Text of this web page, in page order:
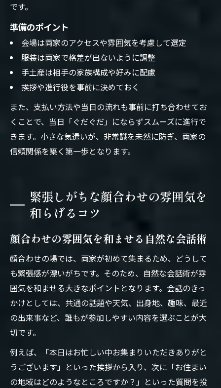
です。
準備のポイント
会場は両家のアクセスや雰囲気を考慮して選定
服装は両家で格差が出ないように調整
手土産は相手の家族構成や好みに配慮
挨拶や進行役を事前に決めておく
また、支払い方法や当日の流れも事前に打ち合わせてお
くことで、当日「ぐだぐだ」にならずスムーズに進行で
きます。小さな気遣いが、非常識を未然に防ぎ、両家の
信頼関係を築く第一歩となります。
緊張しがちな顔合わせの雰囲気を
和らげるコツ
顔合わせの雰囲気を和ませる自然な会話術
顔合わせの場では、両家が初めて集まるため、どうして
も緊張感が漂いがちです。そのため、自然な会話術が雰
囲気を和ませる大きなポイントとなります。会話のきっ
かけとしては、共通の話題や天気、出身地、趣味、最近
の出来事など、誰もが参加しやすい内容を選ぶことが大
切です。
例えば、「本日はお忙しい中お集まりいただきありがと
うございます」といった挨拶から入り、次に「お住まい
の地域はどのようなところですか？」といった質問を投